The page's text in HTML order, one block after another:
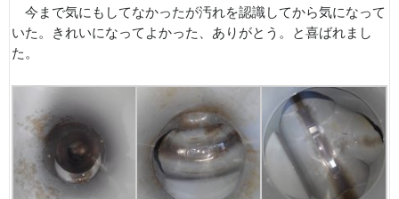
今まで気にもしてなかったが汚れを認識してから気になって
いた。きれいになってよかった、ありがとう。と喜ばれまし
た。